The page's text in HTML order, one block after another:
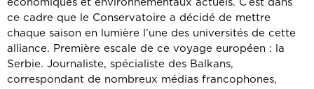
économiques et environnementaux actuels. C’est dans
ce cadre que le Conservatoire a décidé de mettre
chaque saison en lumière l’une des universités de cette
alliance. Première escale de ce voyage européen : la
Serbie. Journaliste, spécialiste des Balkans,
correspondant de nombreux médias francophones,